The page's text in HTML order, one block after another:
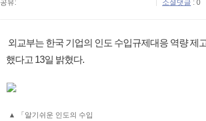
공유:
소셜댓글 : 0
외교부는 한국 기업의 인도 수입규제대응 역량 제
했다고 13일 밝혔다.
▲ 「알기쉬운 인도의 수입